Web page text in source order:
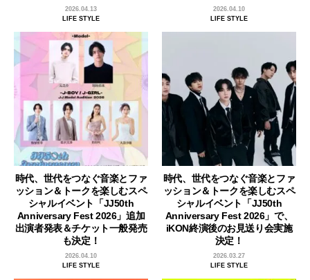
2026.04.13
LIFE STYLE
2026.04.10
LIFE STYLE
時代、世代をつなぐ音楽とファ
ッション＆トークを楽しむスペ
シャルイベント「JJ50th
Anniversary Fest 2026」追加
出演者発表＆チケット一般発売
も決定！
2026.04.10
LIFE STYLE
時代、世代をつなぐ音楽とファ
ッション＆トークを楽しむスペ
シャルイベント「JJ50th
Anniversary Fest 2026」で、
iKON終演後のお見送り会実施
決定！
2026.03.27
LIFE STYLE